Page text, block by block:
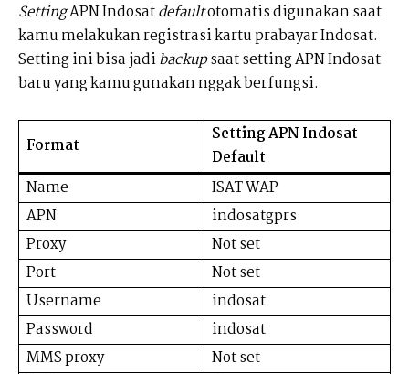
SettingAPN Indosatdefaultotomatis digunakan saat
kamu melakukan registrasi kartu prabayar Indosat.
Setting ini bisa jadibackupsaat setting APN Indosat
baru yang kamu gunakan nggak berfungsi.
Format
Setting APN Indosat
Default
Name
ISAT WAP
APN
indosatgprs
Proxy
Not set
Port
Not set
Username
indosat
Password
indosat
MMS proxy
Not set